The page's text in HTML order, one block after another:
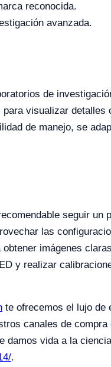
reconocida.
avanzada.
de
visualizar
de manejo, se
seguir un
las
imágenes
y realizar
te ofrecemos el lujo de
canales de
damos vida a la
.